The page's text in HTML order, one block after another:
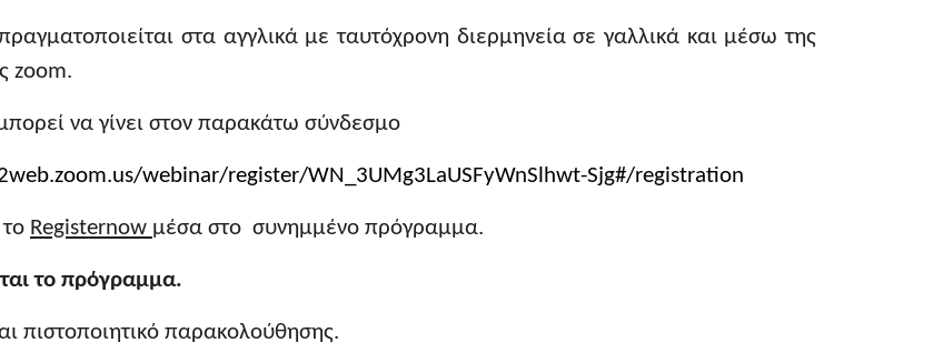
στα αγγλικά με ταυτόχρονη διερμηνεία σε γαλλικά και μέσω της
zoom.
να γίνει στον παρακάτω σύνδεσμο
web.zoom.us/webinar/register/WN _3UMg3LaUSFyWnSlhwt-Sjg#/registration
Registernow μέσα στο συνημμένο πρόγραμμα.
το πρόγραμμα.
πιστοποιητικό παρακολούθησης.